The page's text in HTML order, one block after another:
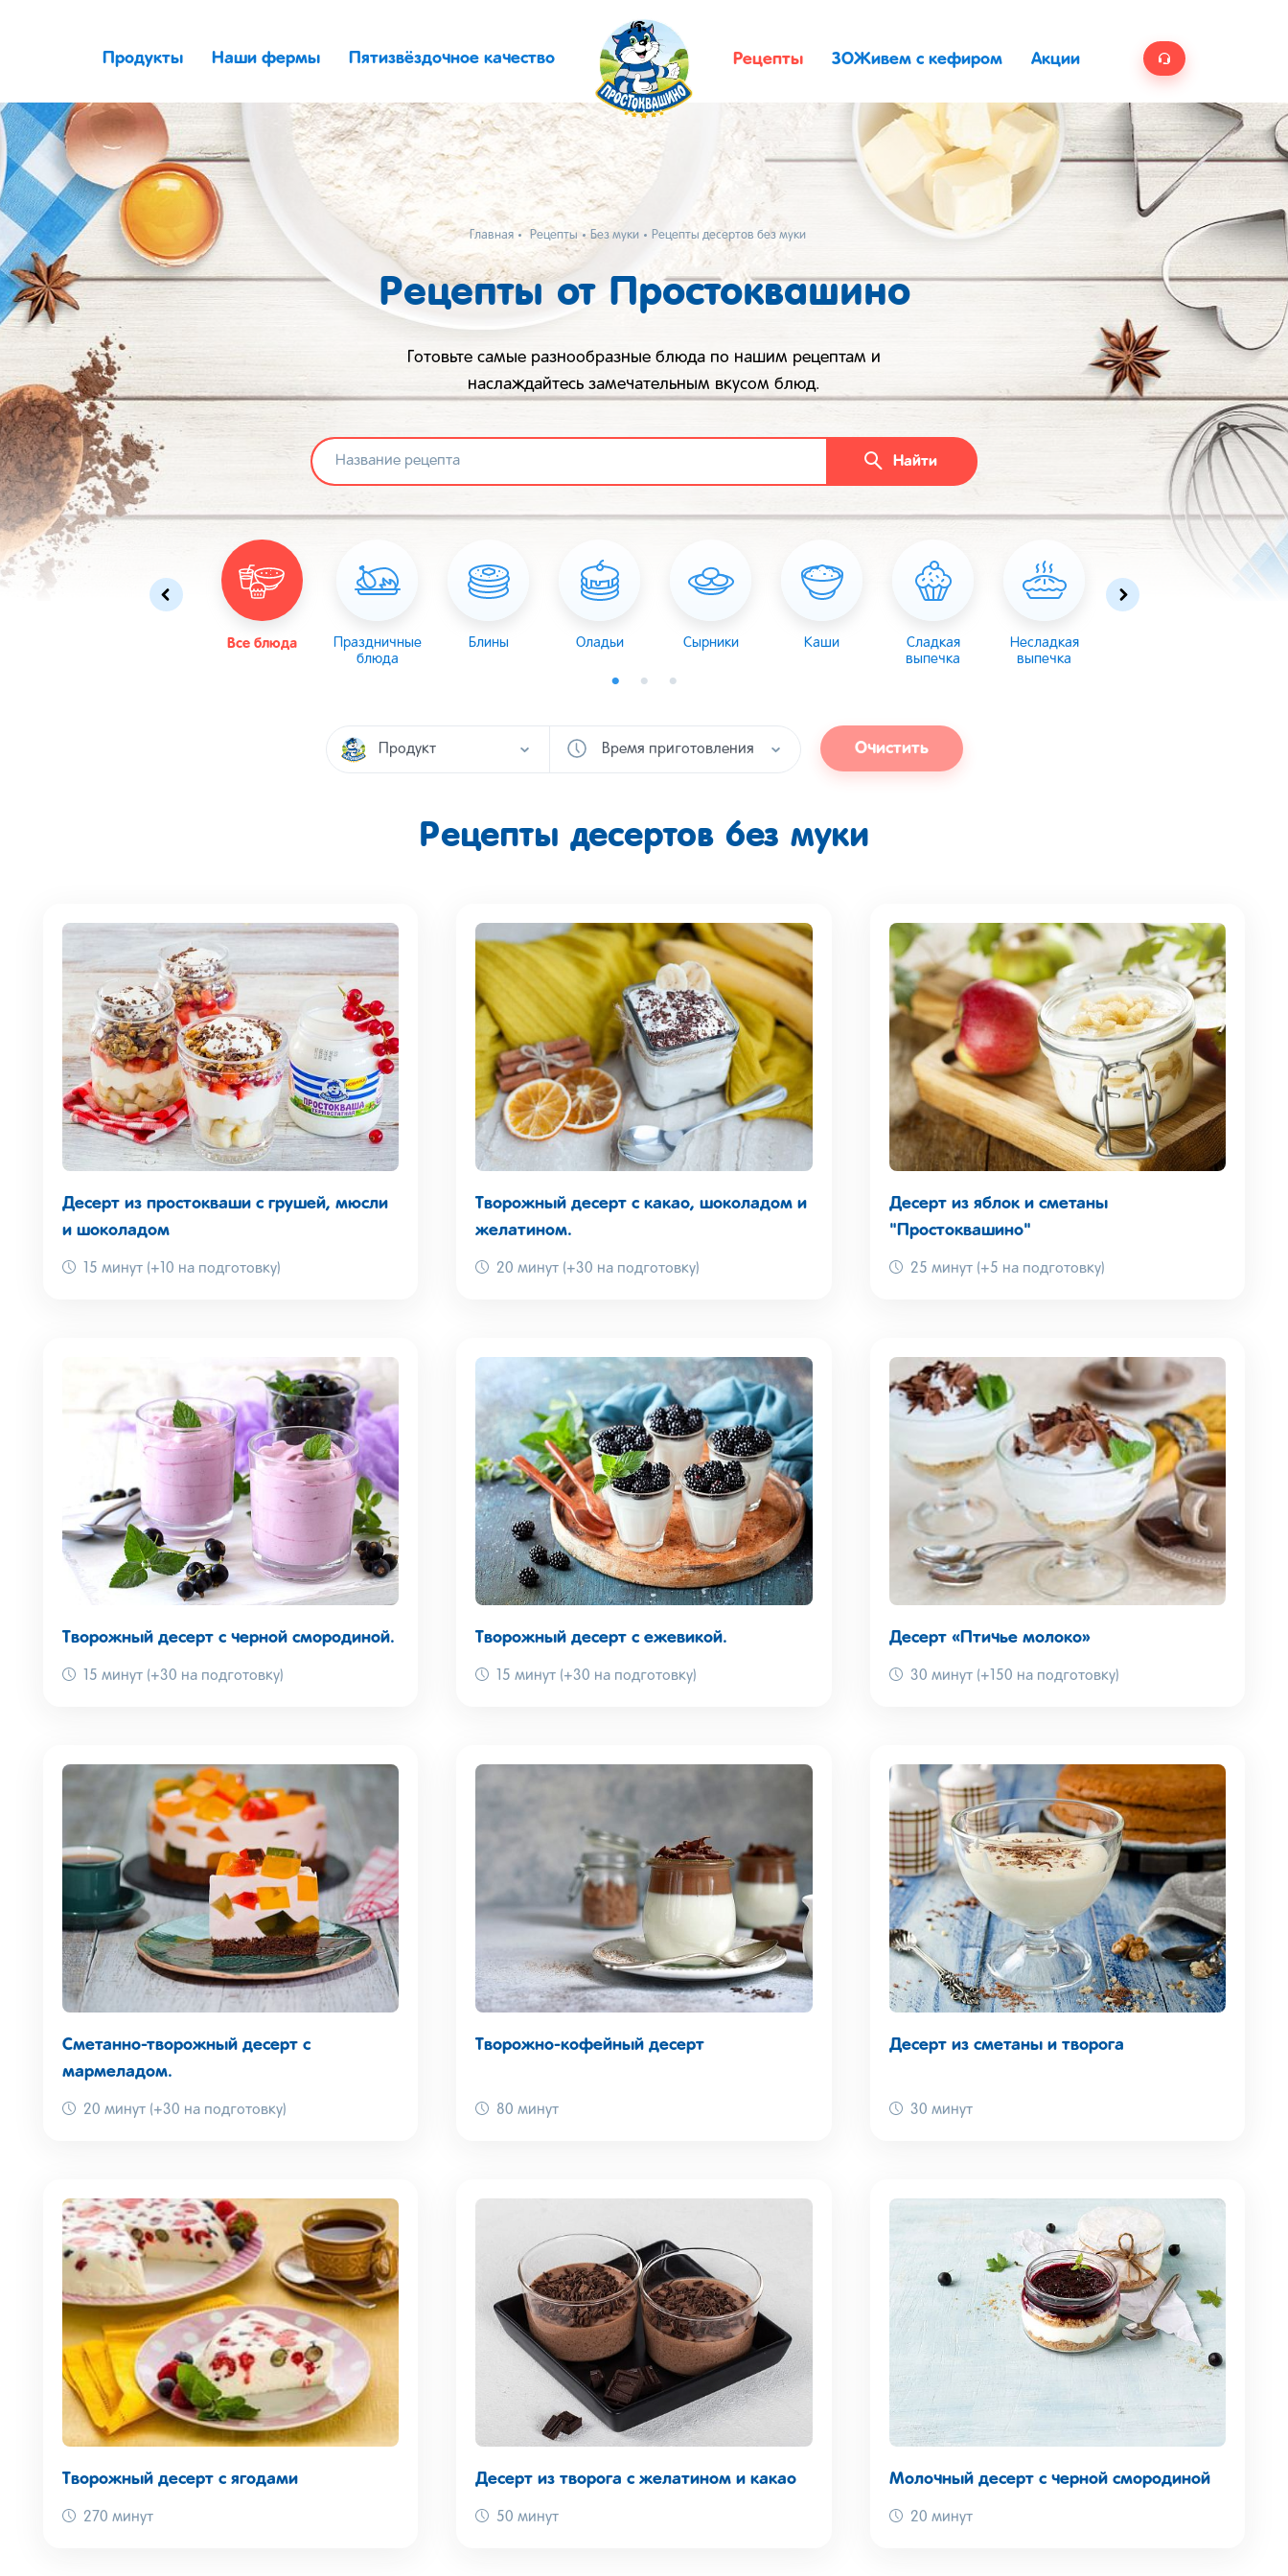
Продукты Наши фермы Пятизвёздочное качество Рецепты ЗОЖивем с кефиром Акции
Главная Рецепты Без муки Рецепты десертов без муки
Рецепты от Простоквашино
Готовьте самые разнообразные блюда по нашим рецептам и
наслаждайтесь замечательным вкусом блюд.
Найти
Все блюда
Пасха
Праздничные
блюда
Блины Оладьи Сырники Каши
Сладкая
выпечка
Несладкая
выпечка
Продукт Время приготовления Очистить
Рецепты десертов без муки
Десерт из простокваши с грушей, мюсли
и шоколадом
15 минут (+10 на подготовку)
Творожный десерт с какао, шоколадом и
желатином.
20 минут (+30 на подготовку)
Десерт из яблок и сметаны
"Простоквашино"
25 минут (+5 на подготовку)
Творожный десерт с черной смородиной.
15 минут (+30 на подготовку)
Творожный десерт с ежевикой.
15 минут (+30 на подготовку)
Десерт «Птичье молоко»
30 минут (+150 на подготовку)
Сметанно-творожный десерт с
мармеладом.
20 минут (+30 на подготовку)
Творожно-кофейный десерт
80 минут
Десерт из сметаны и творога
30 минут
Творожный десерт с ягодами
270 минут
Десерт из творога с желатином и какао
50 минут
Молочный десерт с черной смородиной
20 минут